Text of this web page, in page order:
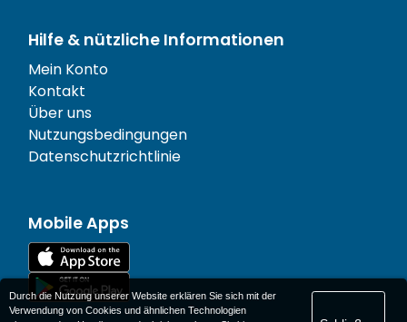
Hilfe & nützliche Informationen
Mein Konto
Kontakt
Über uns
Nutzungsbedingungen
Datenschutzrichtlinie
Mobile Apps
Durch die Nutzung unserer Website erklären Sie sich mit der
Verwendung von Cookies und ähnlichen Technologien